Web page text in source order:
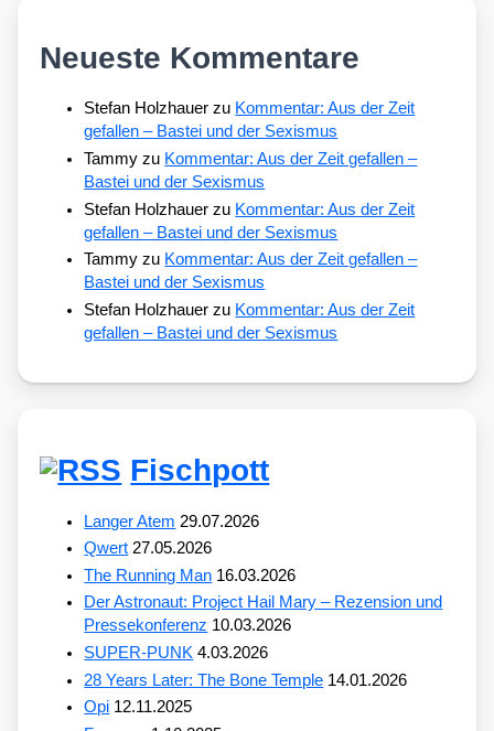
Neueste Kommentare
Stefan Holzhauer zu Kommentar: Aus der Zeit
gefallen – Bastei und der Sexismus
Tammy zu Kommentar: Aus der Zeit gefallen –
Bastei und der Sexismus
Stefan Holzhauer zu Kommentar: Aus der Zeit
gefallen – Bastei und der Sexismus
Tammy zu Kommentar: Aus der Zeit gefallen –
Bastei und der Sexismus
Stefan Holzhauer zu Kommentar: Aus der Zeit
gefallen – Bastei und der Sexismus
Fischpott
Langer Atem 29.07.2026
Qwert 27.05.2026
The Running Man 16.03.2026
Der Astronaut: Project Hail Mary – Rezension und
Pressekonferenz 10.03.2026
SUPER-PUNK 4.03.2026
28 Years Later: The Bone Temple 14.01.2026
Opi 12.11.2025